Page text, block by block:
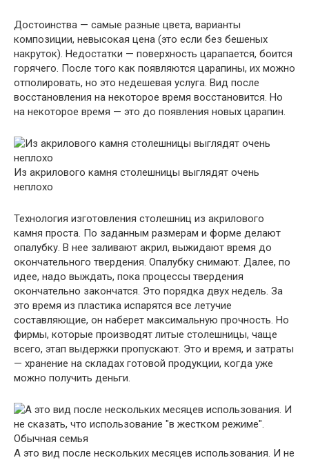
Достоинства — самые разные цвета, варианты
композиции, невысокая цена (это если без бешеных
накруток). Недостатки — поверхность царапается, боится
горячего. После того как появляются царапины, их можно
отполировать, но это недешевая услуга. Вид после
восстановления на некоторое время восстановится. Но
на некоторое время — это до появления новых царапин.
Из акрилового камня столешницы выглядят очень
неплохо
Технология изготовления столешниц из акрилового
камня проста. По заданным размерам и форме делают
опалубку. В нее заливают акрил, выжидают время до
окончательного твердения. Опалубку снимают. Далее, по
идее, надо выждать, пока процессы твердения
окончательно закончатся. Это порядка двух недель. За
это время из пластика испарятся все летучие
составляющие, он наберет максимальную прочность. Но
фирмы, которые производят литые столешницы, чаще
всего, этап выдержки пропускают. Это и время, и затраты
— хранение на складах готовой продукции, когда уже
можно получить деньги.
А это вид после нескольких месяцев использования. И не